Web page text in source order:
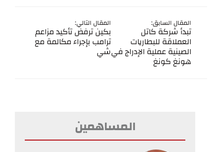
المقال السابق:
تبدأ شركة كاتل
العملاقة للبطاريات
الصينية عملية الإدراج في
هونغ كونغ
المقال التالي:
بكين ترفض تأكيد مزاعم
ترامب بإجراء مكالمة مع
شي
المساهمين